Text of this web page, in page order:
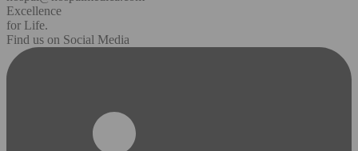
Excellence
for Life.
Find us on Social Media